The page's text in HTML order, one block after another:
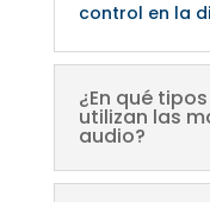
control en la
¿En qué
utilizan las
audio?